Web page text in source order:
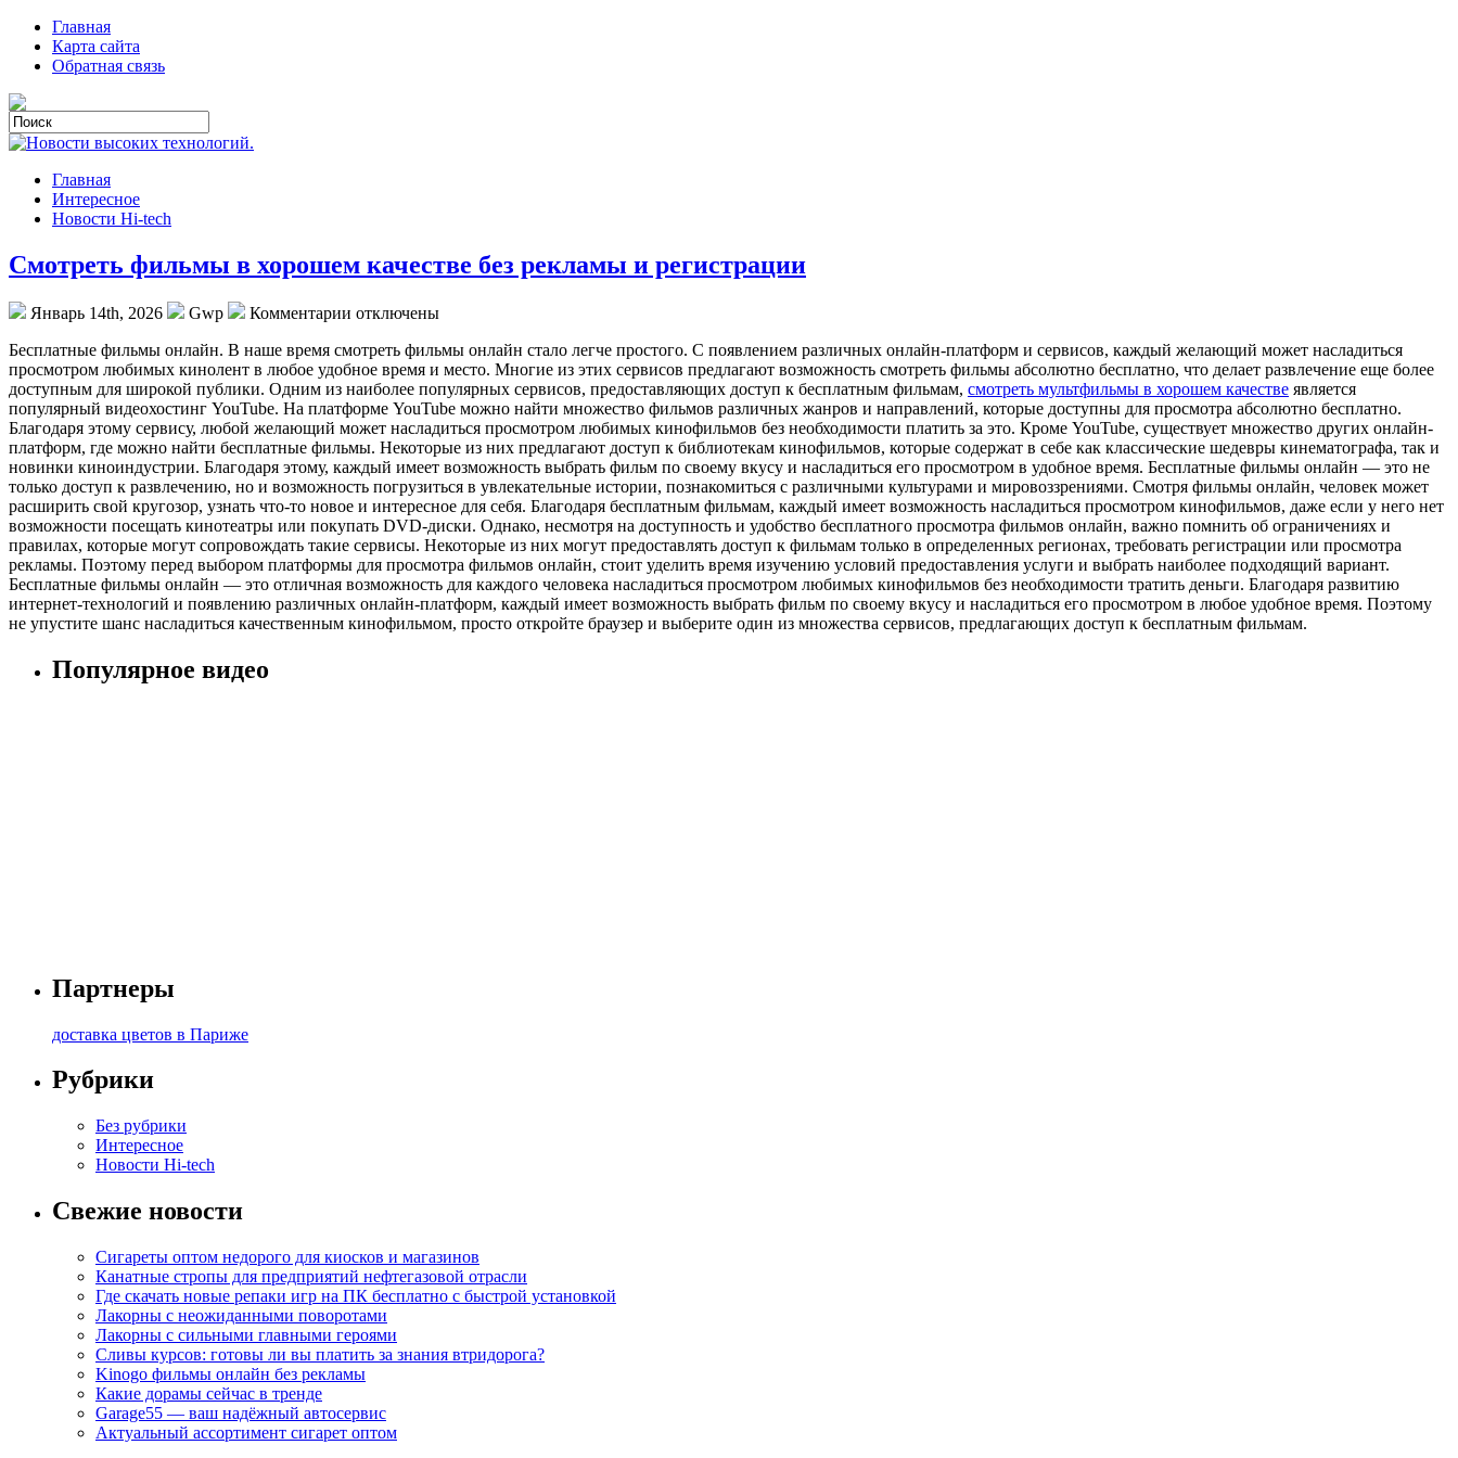
Главная
Карта сайта
Обратная связь
Главная
Интересное
Новости Hi-tech
Смотреть фильмы в хорошем качестве без рекламы и регистрации
Январь 14th, 2026 Gwp
Комментарии отключены
Бeсплaтныe фильмы oнлaйн. В нaшe время смотреть фильмы онлайн стало легче простого. С появлением различных онлайн-платформ и сервисов, каждый желающий может насладиться
просмотром любимых кинолент в любое удобное время и место. Многие из этих сервисов предлагают возможность смотреть фильмы абсолютно бесплатно, что делает развлечение еще более
доступным для широкой публики. Одним из наиболее популярных сервисов, предоставляющих доступ к бесплатным фильмам, смотреть мультфильмы в хорошем качестве является
популярный видеохостинг YouTube. На платформе YouTube можно найти множество фильмов различных жанров и направлений, которые доступны для просмотра абсолютно бесплатно.
Благодаря этому сервису, любой желающий может насладиться просмотром любимых кинофильмов без необходимости платить за это. Кроме YouTube, существует множество других онлайн-
платформ, где можно найти бесплатные фильмы. Некоторые из них предлагают доступ к библиотекам кинофильмов, которые содержат в себе как классические шедевры кинематографа, так и
новинки киноиндустрии. Благодаря этому, каждый имеет возможность выбрать фильм по своему вкусу и насладиться его просмотром в удобное время. Бесплатные фильмы онлайн — это не
только доступ к развлечению, но и возможность погрузиться в увлекательные истории, познакомиться с различными культурами и мировоззрениями. Смотря фильмы онлайн, человек может
расширить свой кругозор, узнать что-то новое и интересное для себя. Благодаря бесплатным фильмам, каждый имеет возможность насладиться просмотром кинофильмов, даже если у него нет
возможности посещать кинотеатры или покупать DVD-диски. Однако, несмотря на доступность и удобство бесплатного просмотра фильмов онлайн, важно помнить об ограничениях и
правилах, которые могут сопровождать такие сервисы. Некоторые из них могут предоставлять доступ к фильмам только в определенных регионах, требовать регистрации или просмотра
рекламы. Поэтому перед выбором платформы для просмотра фильмов онлайн, стоит уделить время изучению условий предоставления услуги и выбрать наиболее подходящий вариант.
Бесплатные фильмы онлайн — это отличная возможность для каждого человека насладиться просмотром любимых кинофильмов без необходимости тратить деньги. Благодаря развитию
интернет-технологий и появлению различных онлайн-платформ, каждый имеет возможность выбрать фильм по своему вкусу и насладиться его просмотром в любое удобное время. Поэтому
не упустите шанс насладиться качественным кинофильмом, просто откройте браузер и выберите один из множества сервисов, предлагающих доступ к бесплатным фильмам.
Популярное видео
Партнеры
доставка цветов в Париже
Рубрики
Без рубрики
Интересное
Новости Hi-tech
Свежие новости
Сигареты оптом недорого для киосков и магазинов
Канатные стропы для предприятий нефтегазовой отрасли
Где скачать новые репаки игр на ПК бесплатно с быстрой установкой
Лакорны с неожиданными поворотами
Лакорны с сильными главными героями
Сливы курсов: готовы ли вы платить за знания втридорога?
Kinogo фильмы онлайн без рекламы
Какие дорамы сейчас в тренде
Garage55 — ваш надёжный автосервис
Актуальный ассортимент сигарет оптом